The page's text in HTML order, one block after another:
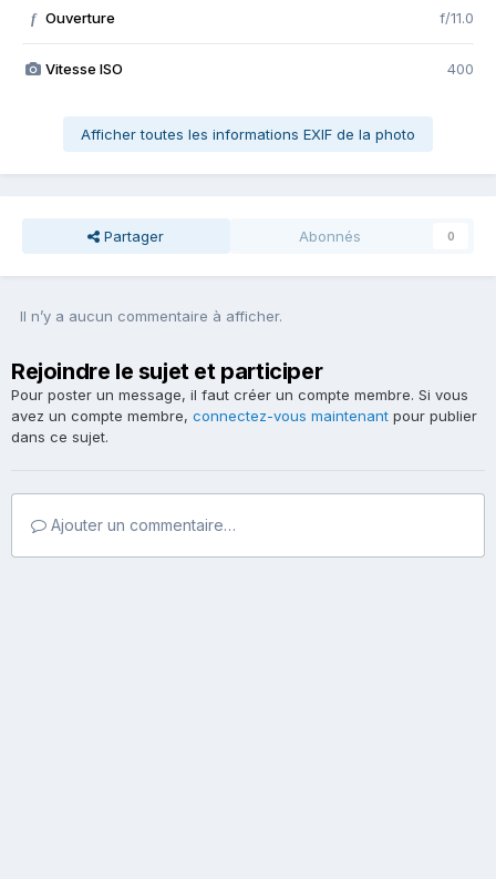
f Ouverture f/11.0
Vitesse ISO 400
Afficher toutes les informations EXIF de la photo
Partager Abonnés 0
Il n’y a aucun commentaire à afficher.
Rejoindre le sujet et participer
Pour poster un message, il faut créer un compte membre. Si vous
avez un compte membre, connectez-vous maintenant pour publier
dans ce sujet.
Ajouter un commentaire…